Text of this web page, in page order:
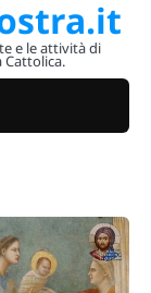
e le attività di
Cattolica.